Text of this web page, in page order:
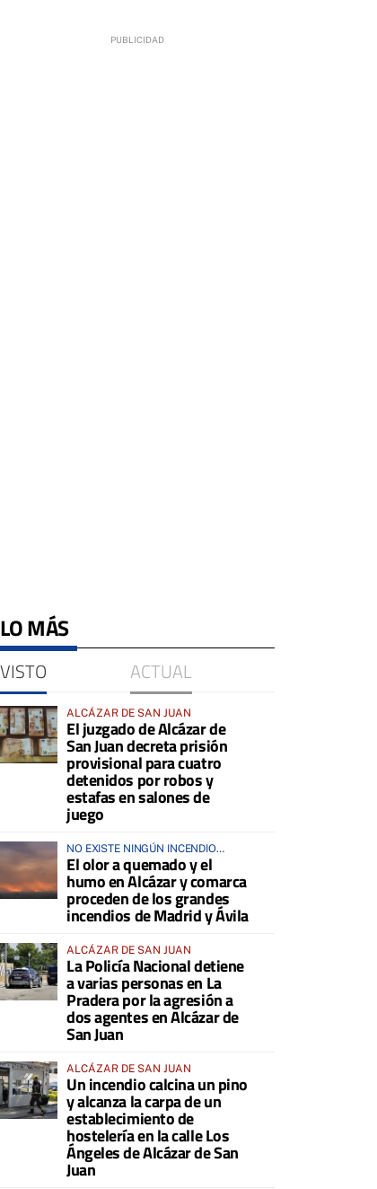
LO MÁS
VISTO ACTUAL
ALCÁZAR DE SAN JUAN
El juzgado de Alcázar de
San Juan decreta prisión
provisional para cuatro
detenidos por robos y
estafas en salones de
juego
NO EXISTE NINGÚN INCENDIO
ACTIVO EN LA COMARCA
El olor a quemado y el
humo en Alcázar y comarca
proceden de los grandes
incendios de Madrid y Ávila
ALCÁZAR DE SAN JUAN
La Policía Nacional detiene
a varias personas en La
Pradera por la agresión a
dos agentes en Alcázar de
San Juan
ALCÁZAR DE SAN JUAN
Un incendio calcina un pino
y alcanza la carpa de un
establecimiento de
hostelería en la calle Los
Ángeles de Alcázar de San
Juan